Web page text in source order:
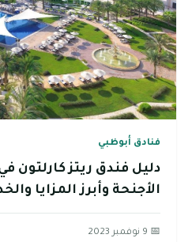
فنادق أبوظبي
دليل فندق ريتز كارلتون
الأجنحة وأبرز المزايا
📅 9 نوفمبر 2023